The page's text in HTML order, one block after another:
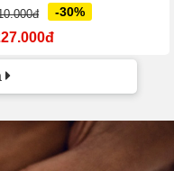
-30%